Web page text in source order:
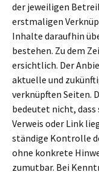
der jeweiligen
erstmaligen
Inhalte daraufhin
bestehen. Zu dem
ersichtlich. Der
aktuelle und
verknüpften Seiten.
bedeutet nicht,
Verweis oder Link
ständige Kontrolle
ohne konkrete
zumutbar. Bei